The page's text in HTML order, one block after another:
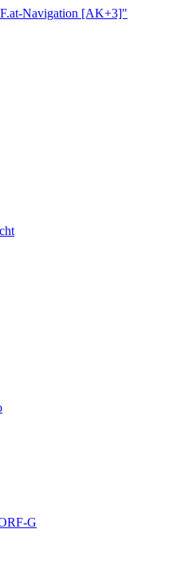
Navigation[AK+3]"
G